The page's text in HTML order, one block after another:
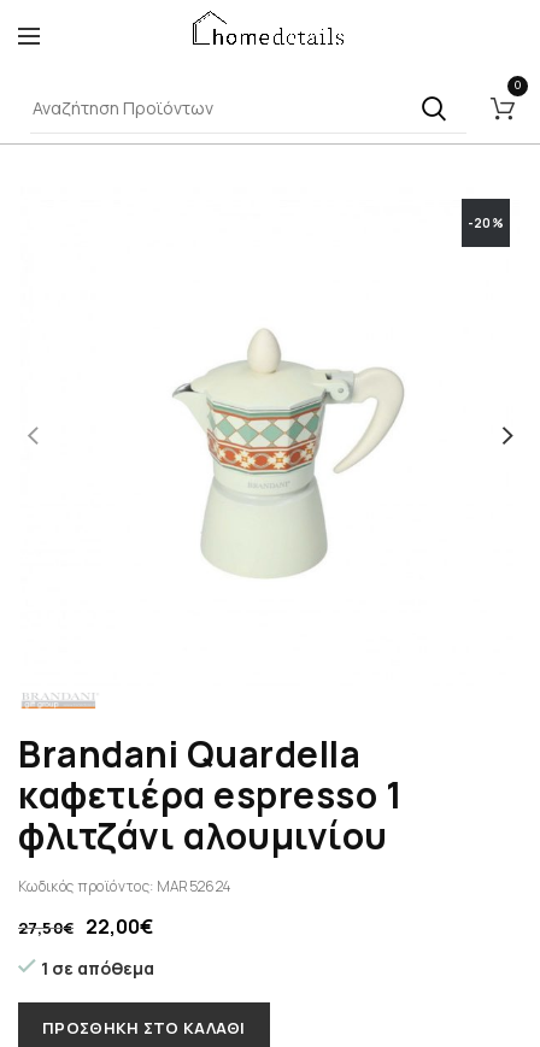
0
-20%
Brandani Quardella
καφετιέρα espresso 1
φλιτζάνι αλουμινίου
Κωδικός προϊόντος: MAR52624
27,50€ 22,00€
1 σε απόθεμα
ΠΡΟΣΘΉΚΗ ΣΤΟ ΚΑΛΆΘΙ